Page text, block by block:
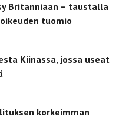
Britanniaan – taustalla
tuomio
Kiinassa, jossa useat
korkeimman